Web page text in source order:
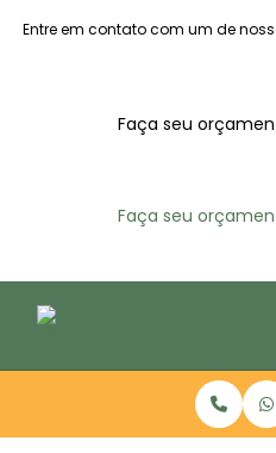
Entre em contato com um de
Faça seu
Faça seu